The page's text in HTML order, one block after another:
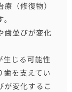
（修復物）
歯並びが変化
生じる可能性
歯を支えてい
が変化するこ